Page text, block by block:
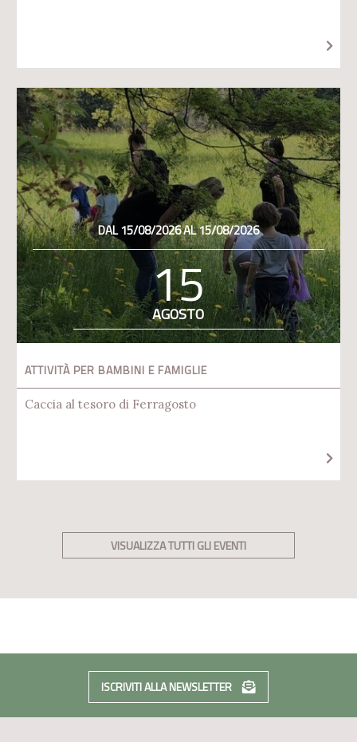
DAL 15/08/2026 AL 15/08/2026
15
AGOSTO
ATTIVITÀ PER BAMBINI E FAMIGLIE
Caccia al tesoro di Ferragosto
VISUALIZZA TUTTI GLI EVENTI
ISCRIVITI ALLA NEWSLETTER